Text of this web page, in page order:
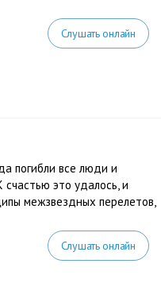
Слушать онлайн
погибли все люди и
это удалось, и
межзвездных перелетов,
Слушать онлайн